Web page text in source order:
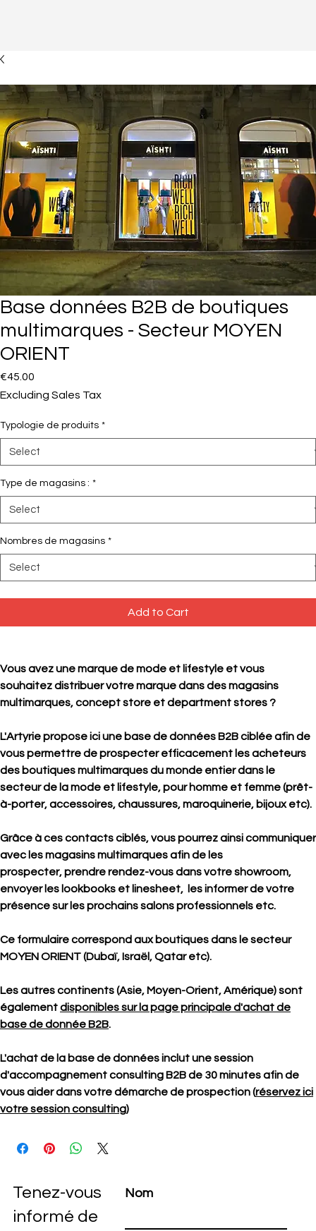
Base données B2B de boutiques
multimarques - Secteur MOYEN
ORIENT
€45.00
Excluding Sales Tax
Typologie de produits *
Type de magasins : *
Nombres de magasins *
Add to Cart
Vous avez une marque de mode et lifestyle et vous
souhaitez distribuer votre marque dans des magasins
multimarques, concept store et department stores ?
L'Artyrie propose ici une base de données B2B ciblée afin de
vous permettre de prospecter efficacement les acheteurs
des boutiques multimarques du monde entier dans le
secteur de la mode et lifestyle, pour homme et femme (prêt-
à-porter, accessoires, chaussures, maroquinerie, bijoux etc).
Grâce à ces contacts ciblés, vous pourrez ainsi communiquer
avec les magasins multimarques afin de les
prospecter, prendre rendez-vous dans votre showroom,
envoyer les lookbooks et linesheet, les informer de votre
présence sur les prochains salons professionnels etc.
Ce formulaire correspond aux boutiques dans le secteur
MOYEN ORIENT (Dubaï, Israël, Qatar etc).
Les autres continents (Asie, Moyen-Orient, Amérique) sont
égalementdisponibles sur la page principale d'achat de
base de donnée B2B.
L'achat de la base de données inclut une session
d'accompagnement consulting B2B de 30 minutes afin de
vous aider dans votre démarche de prospection (réservez ici
votre session consulting)
Tenez-vous
informé de
Nom